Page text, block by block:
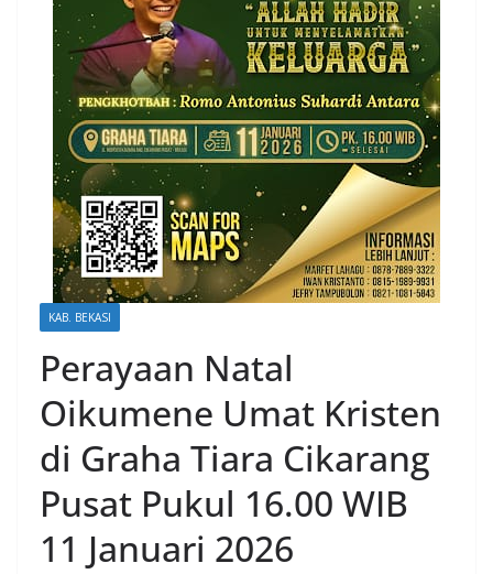
KAB. BEKASI
Perayaan Natal
Oikumene Umat Kristen
di Graha Tiara Cikarang
Pusat Pukul 16.00 WIB
11 Januari 2026